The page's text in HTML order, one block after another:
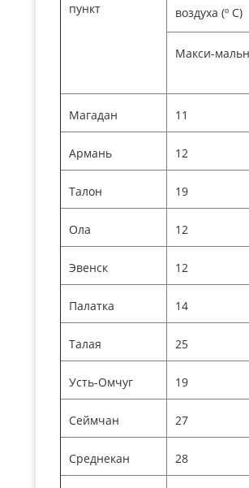
пункт
воздуха (º С)
Макси-
Магадан 11
Армань 12
Талон 19
Ола 12
Эвенск 12
Палатка 14
Талая 25
Усть-Омчуг 19
Сеймчан 27
Среднекан 28